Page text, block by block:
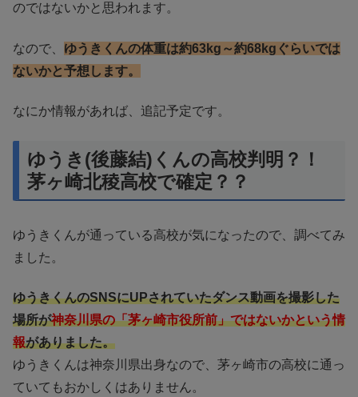
のではないかと思われます。
なので、 ゆうきくんの体重は約63kg～約68kgぐらいでは
ないかと予想します。
なにか情報があれば、追記予定です。
ゆうき(後藤結)くんの高校判明？！
茅ヶ崎北稜高校で確定？？
ゆうきくんが通っている高校が気になったので、調べてみ
ました。
ゆうきくんのSNSにUPされていたダンス動画を撮影した
場所が神奈川県の「茅ヶ崎市役所前」ではないかという情
報がありました。
ゆうきくんは神奈川県出身なので、茅ヶ崎市の高校に通っ
ていてもおかしくはありません。